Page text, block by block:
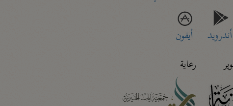
أندرويد
أيفون
رعاية